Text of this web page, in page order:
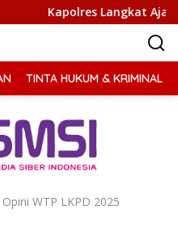
Langkat Ajak Warga Perkuat
TINTA HUKUM & KRIMINAL
WTP LKPD 2025